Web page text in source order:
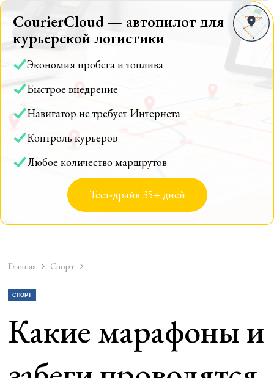
CourierCloud — автопилот для
курьерской логистики
Экономия пробега и топлива
Быстрое внедрение
Навигатор не требует Интернета
Контроль курьеров
Любое количество маршрутов
Тест-драйв 35+ дней
Главная Спорт
СПОРТ
Какие марафоны и